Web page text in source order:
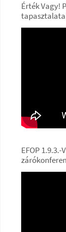
Érték Vagy!
EFOP